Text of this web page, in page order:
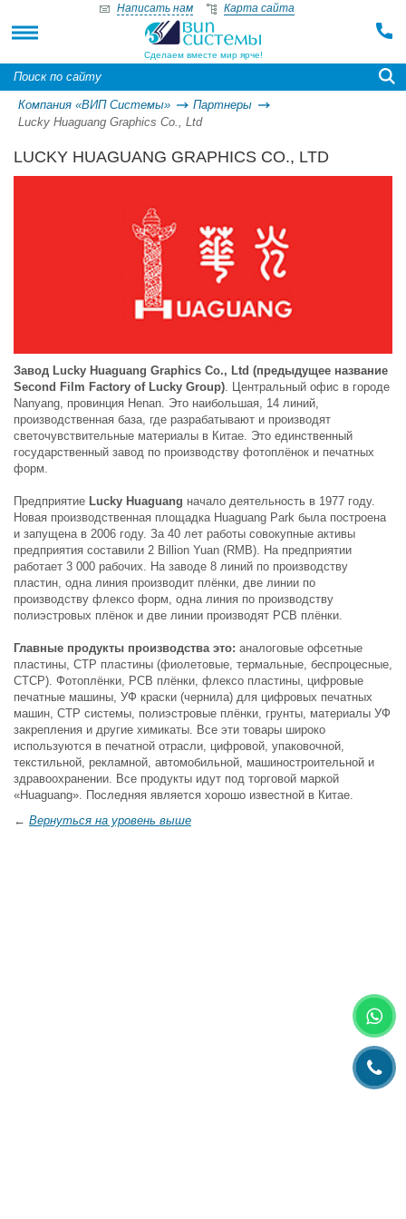
Сделаем вместе мир ярче!
Написать нам Карта сайта
Компания «ВИП Системы»
Партнеры
Lucky Huaguang Graphics Co., Ltd
LUCKY HUAGUANG GRAPHICS CO., LTD
Завод Lucky Huaguang Graphics Co., Ltd (предыдущее название
Second Film Factory of Lucky Group) . Центральный офис в городе
Nanyang, провинция Henan. Это наибольшая, 14 линий,
производственная база, где разрабатывают и производят
светочувствительные материалы в Китае. Это единственный
государственный завод по производству фотоплёнок и печатных
форм.
Предприятие Lucky Huaguang начало деятельность в 1977 году.
Новая производственная площадка Huaguang Park была построена
и запущена в 2006 году. За 40 лет работы совокупные активы
предприятия составили 2 Billion Yuan (RMB). На предприятии
работает 3 000 рабочих. На заводе 8 линий по производству
пластин, одна линия производит плёнки, две линии по
производству флексо форм, одна линия по производству
полиэстровых плёнок и две линии производят PCB плёнки.
Главные продукты производства это: аналоговые офсетные
пластины, CTP пластины (фиолетовые, термальные, беспроцесные,
СТСР). Фотоплёнки, PCB плёнки, флексо пластины, цифровые
печатные машины, УФ краски (чернила) для цифровых печатных
машин, CTP системы, полиэстровые плёнки, грунты, материалы УФ
закрепления и другие химикаты. Все эти товары широко
используются в печатной отрасли, цифровой, упаковочной,
текстильной, рекламной, автомобильной, машиностроительной и
здравоохранении. Все продукты идут под торговой маркой
«Huaguang». Последняя является хорошо известной в Китае.
← Вернуться на уровень выше